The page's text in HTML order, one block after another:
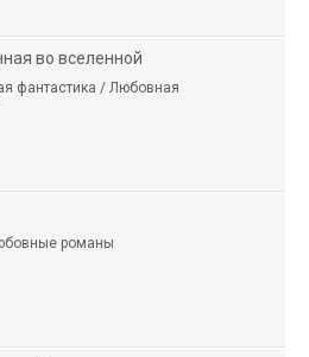
во вселенной
фантастика / Любовная
романы